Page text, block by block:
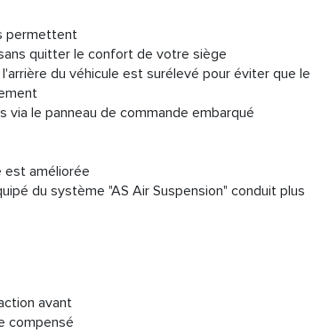
permettent
quitter le confort de votre siège
du véhicule est surélevé pour éviter que le
via le panneau de commande embarqué
est améliorée
du système "AS Air Suspension" conduit plus
avant
compensé